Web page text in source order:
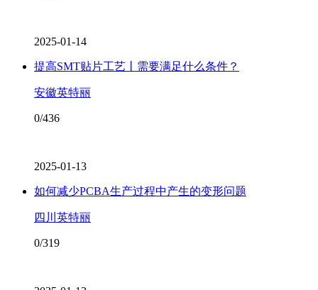
2025-01-14
提高SMT贴片工艺丨需要满足什么条件？
安徽英特丽
0/436
2025-01-13
如何减少PCBA生产过程中产生的变形问题
四川英特丽
0/319